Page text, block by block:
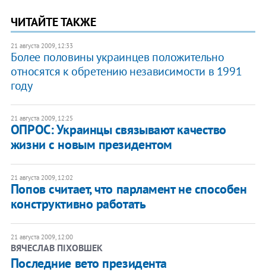
ЧИТАЙТЕ ТАКЖЕ
21 августа 2009, 12:33
Более половины украинцев положительно
относятся к обретению независимости в 1991
году
21 августа 2009, 12:25
ОПРОС: Украинцы связывают качество
жизни с новым президентом
21 августа 2009, 12:02
Попов считает, что парламент не способен
конструктивно работать
21 августа 2009, 12:00
ВЯЧЕСЛАВ ПІХОВШЕК
Последние вето президента